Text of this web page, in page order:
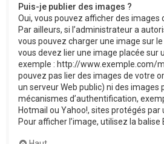
Puis-je publier des images ?
Oui, vous pouvez afficher des images
Par ailleurs, si l’administrateur a
vous pouvez charger une image sur
vous devez lier une image placée sur
exemple : http://www.exemple.com/
pouvez pas lier des images de votre
un serveur Web public) ni des images
mécanismes d’authentification,
Hotmail ou Yahoo!, sites protégés par
Pour afficher l’image, utilisez la balise